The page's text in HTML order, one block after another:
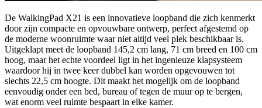
De WalkingPad X21 is een innovatieve loopband die zich kenmerkt
door zijn compacte en opvouwbare ontwerp, perfect afgestemd op
de moderne woonruimte waar niet altijd veel plek beschikbaar is.
Uitgeklapt meet de loopband 145,2 cm lang, 71 cm breed en 100 cm
hoog, maar het echte voordeel ligt in het ingenieuze klapsysteem
waardoor hij in twee keer dubbel kan worden opgevouwen tot
slechts 22,5 cm hoogte. Dit maakt het mogelijk om de loopband
eenvoudig onder een bed, bureau of tegen de muur op te bergen,
wat enorm veel ruimte bespaart in elke kamer.